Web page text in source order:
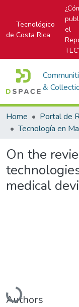
Tecnológico
de Costa Rica
el
&
Home
Tecnología en
On the
medical
Loading...
Authors